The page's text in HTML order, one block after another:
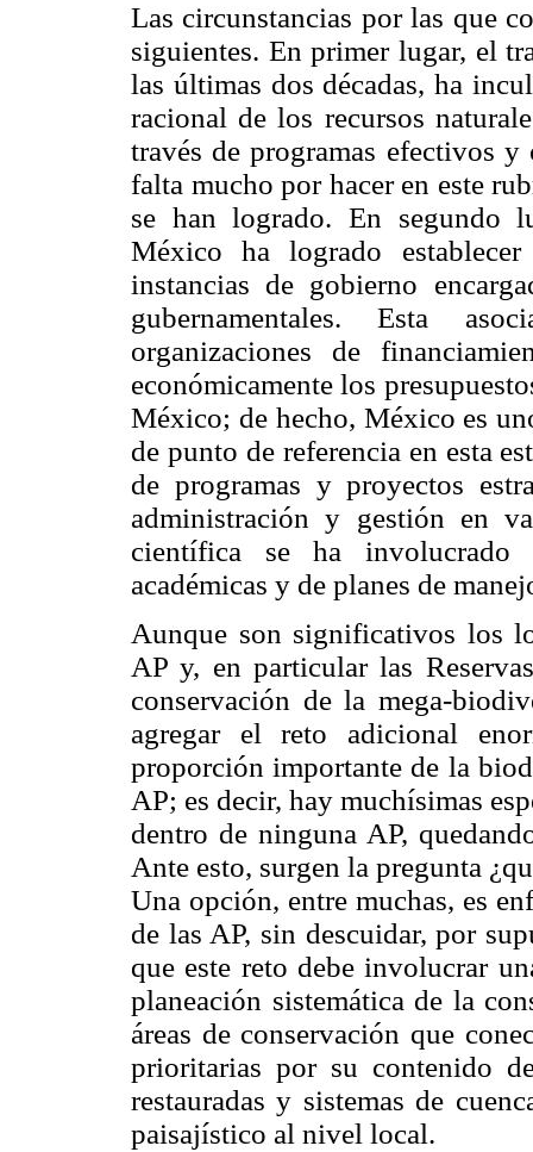
Las circunstancias por las que
siguientes. En primer lugar, el
las últimas dos décadas, ha
racional de los recursos
través de programas efectivos
falta mucho por hacer en este
se han logrado. En segundo
México ha logrado
instancias de gobierno
gubernamentales. Esta
organizaciones de
económicamente los
México; de hecho, México es
de punto de referencia en esta
de programas y proyectos
administración y gestión en
científica se ha involucrado
académicas y de planes de
Aunque son significativos los
AP y, en particular las
conservación de la mega-
agregar el reto adicional
proporción importante de la
AP; es decir, hay muchísimas
dentro de ninguna AP,
Ante esto, surgen la pregunta
Una opción, entre muchas, es
de las AP, sin descuidar, por
que este reto debe involucrar
planeación sistemática de la
áreas de conservación que
prioritarias por su contenido
restauradas y sistemas de
paisajístico al nivel local.